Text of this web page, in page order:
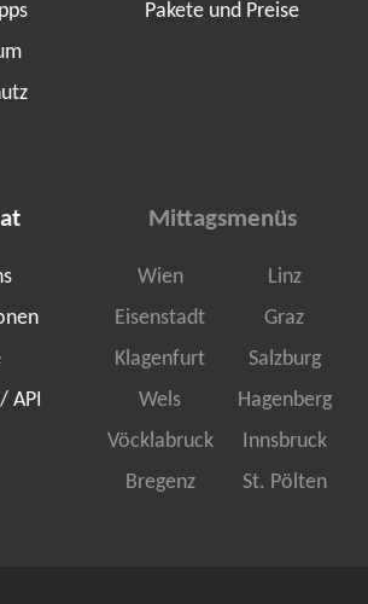
Pakete und Preise
API
Mittagsmenüs
Wien
Linz
Eisenstadt
Graz
Klagenfurt
Salzburg
Wels
Hagenberg
Vöcklabruck
Innsbruck
Bregenz
St. Pölten